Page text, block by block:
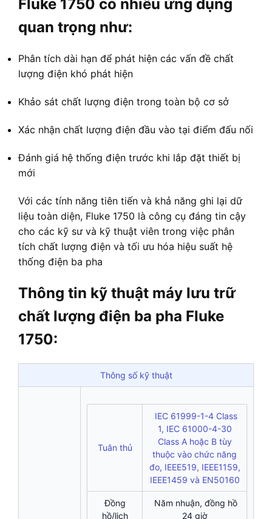
Fluke 1750 có nhiều ứng dụng
quan trọng như:
Phân tích dài hạn để phát hiện các vấn đề chất
lượng điện khó phát hiện
Khảo sát chất lượng điện trong toàn bộ cơ sở
Xác nhận chất lượng điện đầu vào tại điểm đấu nối
Đánh giá hệ thống điện trước khi lắp đặt thiết bị
mới
Với các tính năng tiên tiến và khả năng ghi lại dữ
liệu toàn diện, Fluke 1750 là công cụ đáng tin cậy
cho các kỹ sư và kỹ thuật viên trong việc phân
tích chất lượng điện và tối ưu hóa hiệu suất hệ
thống điện ba pha
Thông tin kỹ thuật máy lưu trữ
chất lượng điện ba pha Fluke
1750:
Thông số kỹ thuật
Tuân thủ
IEC 61999-1-4 Class
1, IEC 61000-4-30
Class A hoặc B tùy
thuộc vào chức năng
đo, IEEE519, IEEE1159,
IEEE1459 và EN50160
Đồng
hồ/lịch
Năm nhuận, đồng hồ
24 giờ